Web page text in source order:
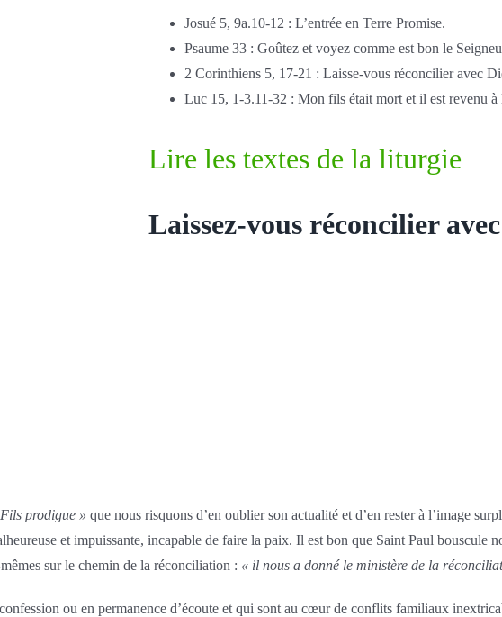
Josué 5, 9a.10-12 : L’entrée en Terre Promise.
Psaume 33 : Goûtez et voyez comme est bon le
2 Corinthiens 5, 17-21 : Laisse-vous réconcilier avec
Luc 15, 1-3.11-32 : Mon fils était mort et il est revenu à
Lire les textes de la liturgie
Laissez-vous réconcilier
prodigue » que nous risquons d’en oublier son actualité et d’en rester à l’image
et impuissante, incapable de faire la paix. Il est bon que Saint Paul bouscule
sur le chemin de la réconciliation : « il nous a donné le ministère de la
ou en permanence d’écoute et qui sont au cœur de conflits familiaux